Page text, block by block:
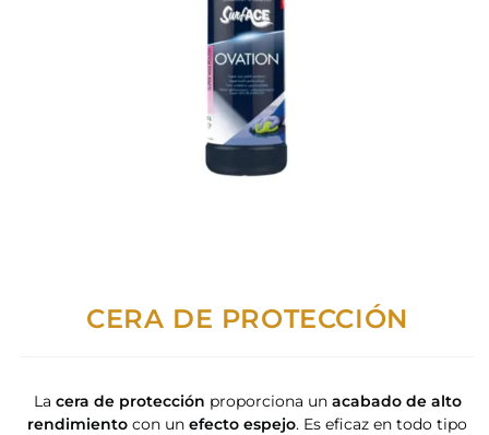
CERA DE PROTECCIÓN
La cera de protección proporciona un acabado de alto
rendimiento con un efecto espejo. Es eficaz en todo tipo